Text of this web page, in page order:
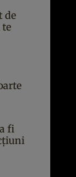
de
te
fi